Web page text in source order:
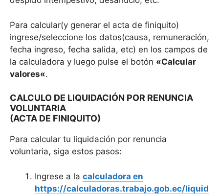
Para calcular(y generar el acta de finiquito)
ingrese/seleccione los datos(causa, remuneración,
fecha ingreso, fecha salida, etc) en los campos de
la calculadora y luego pulse el botón «Calcular
valores«.
CALCULO DE LIQUIDACIÓN POR RENUNCIA
VOLUNTARIA
(ACTA DE FINIQUITO)
Para calcular tu liquidación por renuncia
voluntaria, siga estos pasos:
Ingrese a la calculadora en
https://calculadoras.trabajo.gob.ec/liquid